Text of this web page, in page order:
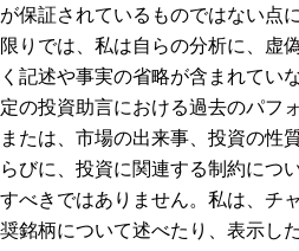
が保証されているものではない点
限りでは、私は自らの分析に、虚
く記述や事実の省略が含まれてい
定の投資助言における過去のパフ
または、市場の出来事、投資の性
らびに、投資に関連する制約につ
すべきではありません。私は、チ
奨銘柄について述べたり、表示し